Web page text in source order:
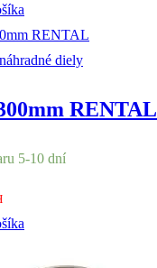
diely
RENTAL
5-10 dní